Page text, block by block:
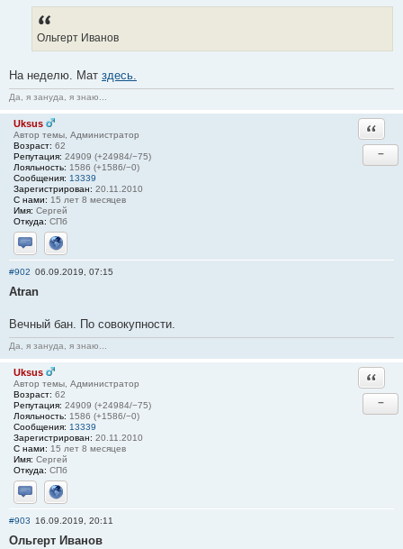
Ольгерт Иванов
На неделю. Мат здесь.
Да, я зануда, я знаю...
Uksus
Автор темы, Администратор
Возраст: 62
Репутация: 24909 (+24984/−75)
Лояльность: 1586 (+1586/−0)
Сообщения: 13339
Зарегистрирован: 20.11.2010
С нами: 15 лет 8 месяцев
Имя: Сергей
Откуда: СПб
Отправить личное сообщение
Сайт
−
#902 06.09.2019, 07:15
Atran
Вечный бан. По совокупности.
Да, я зануда, я знаю...
Uksus
Автор темы, Администратор
Возраст: 62
Репутация: 24909 (+24984/−75)
Лояльность: 1586 (+1586/−0)
Сообщения: 13339
Зарегистрирован: 20.11.2010
С нами: 15 лет 8 месяцев
Имя: Сергей
Откуда: СПб
Отправить личное сообщение
Сайт
−
#903 16.09.2019, 20:11
Ольгерт Иванов